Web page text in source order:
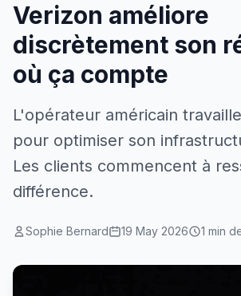
Verizon améliore
discrètement son
où ça compte
L'opérateur américain
pour optimiser son
Les clients commencent à
différence.
Sophie Bernard 19 May 2026 1 min